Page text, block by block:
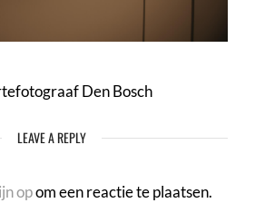
Den Bosch
LEAVE A REPLY
opom een reactie te plaatsen.